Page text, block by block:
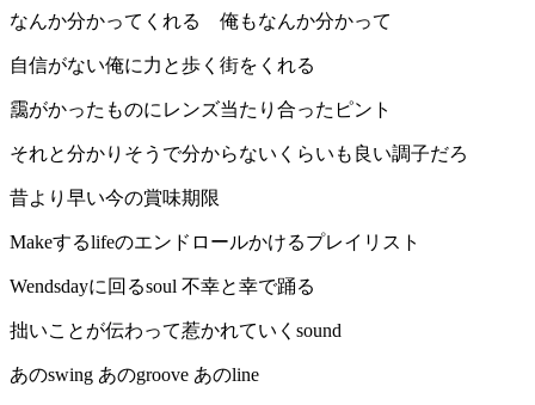
なんか分かってくれる 俺もなんか分かって
自信がない俺に力と歩く街をくれる
靄がかったものにレンズ当たり合ったピント
それと分かりそうで分からないくらいも良い調子だろ
昔より早い今の賞味期限
Makeするlifeのエンドロールかけるプレイリスト
Wendsdayに回るsoul 不幸と幸で踊る
拙いことが伝わって惹かれていくsound
あのswing あのgroove あのline